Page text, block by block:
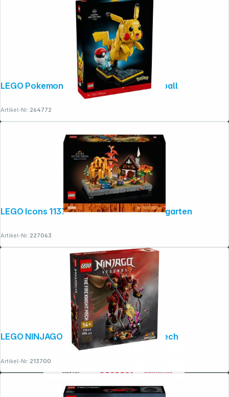
LEGO Pokemon 72152 Pikachu und Pokeball
Artikel-Nr.:264772
LEGO Icons 11372 Herbstlicher Landhausgarten
Artikel-Nr.:227063
LEGO NINJAGO 71846 Der Feuerritter-Mech
Artikel-Nr.:213700
Copyright © 2001 - 2026 dexxIT. Alle Rechte vorbehalten.